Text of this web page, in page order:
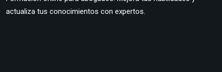
actualiza tus conocimientos con expertos.